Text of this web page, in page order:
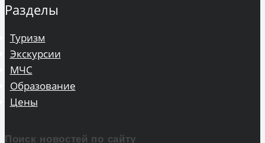
Разделы
Туризм
Экскурсии
МЧС
Образование
Цены
Поиск новостей по сайту